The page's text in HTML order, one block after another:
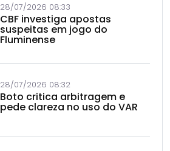
28/07/2026 08:33
CBF investiga apostas
suspeitas em jogo do
Fluminense
28/07/2026 08:32
Boto critica arbitragem e
pede clareza no uso do VAR